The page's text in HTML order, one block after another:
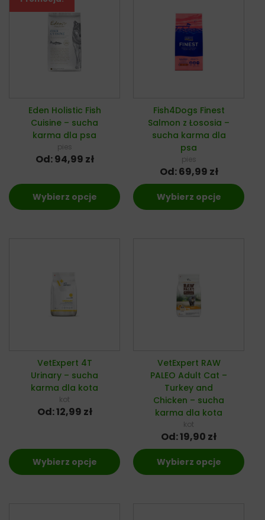
Eden Holistic Fish
Cuisine – sucha
karma dla psa
pies
Od:94,99 zł
Wybierz opcje
Fish4Dogs Finest
Salmon z Łososia –
sucha karma dla
psa
pies
Od:69,99 zł
Wybierz opcje
VetExpert 4T
Urinary – sucha
karma dla kota
kot
Od:12,99 zł
Wybierz opcje
VetExpert RAW
PALEO Adult Cat –
Turkey and
Chicken – sucha
karma dla kota
kot
Od:19,90 zł
Wybierz opcje